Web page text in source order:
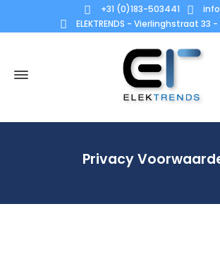
+31 (0)183-503441
ELEKTRENDS - Vierlinghstraat 33
Privacy